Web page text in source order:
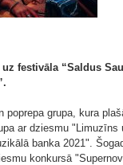
festivāla “Saldus
poprepa grupa, kura
ar dziesmu
banka 2021".
konkursā